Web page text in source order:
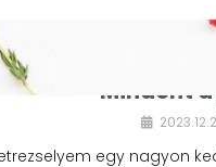
Mindent
egy nagyon